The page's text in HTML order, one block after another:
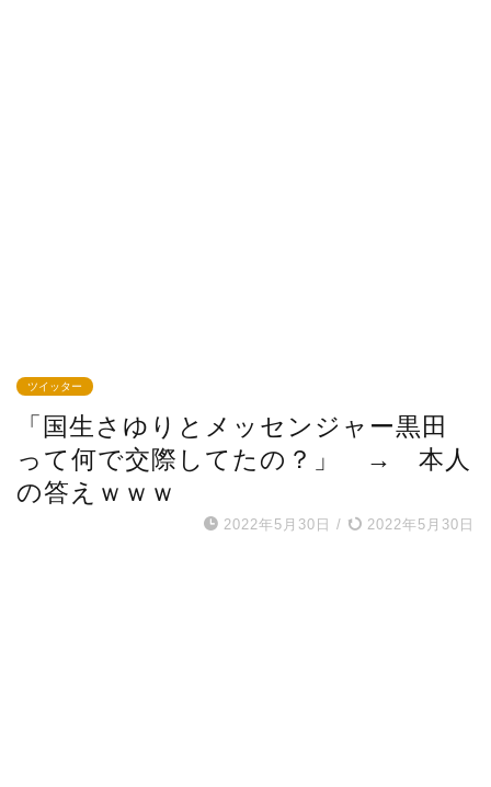
ツイッター
「国生さゆりとメッセンジャー黒田
って何で交際してたの？」 → 本人
の答えｗｗｗ
2022年5月30日 / 2022年5月30日